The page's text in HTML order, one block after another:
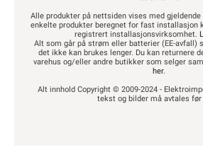
Alle produkter på nettsiden vises med
enkelte produkter beregnet for fast installasjon
registrert installasjonsvirksomhet.
Alt som går på strøm eller batterier (EE-avfall)
det ikke kan brukes lenger. Du kan returnere
varehus og/eller andre butikker som selger
her.
Alt innhold Copyright © 2009-2024 -
tekst og bilder må avtales før